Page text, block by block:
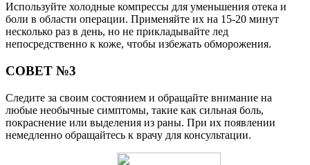
Используйте холодные компрессы для уменьшения отека и
боли в области операции. Применяйте их на 15-20 минут
несколько раз в день, но не прикладывайте лед
непосредственно к коже, чтобы избежать обморожения.
СОВЕТ №3
Следите за своим состоянием и обращайте внимание на
любые необычные симптомы, такие как сильная боль,
покраснение или выделения из раны. При их появлении
немедленно обращайтесь к врачу для консультации.